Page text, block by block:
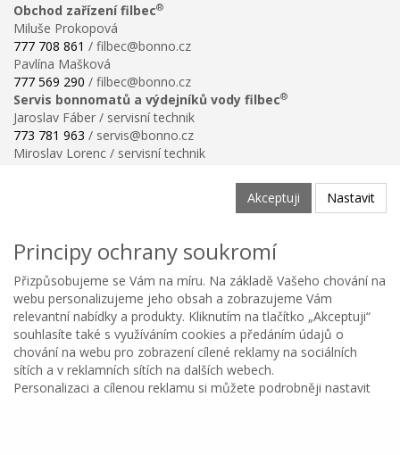
Obchod zařízení filbec®
Miluše Prokopová
777 708 861 / filbec@bonno.cz
Pavlína Mašková
777 569 290 / filbec@bonno.cz
Servis bonnomatů a výdejníků vody filbec®
Jaroslav Fáber / servisní technik
773 781 963 / servis@bonno.cz
Miroslav Lorenc / servisní technik
Ochrana osobních údajů
Poučení o právu na odstoupení od smlouvy
Reklamační řád
Reklamační protokol ke stažení
Velikostní tabulka
Nastavení soukromí
Odstoupení od smlouvy
Copyright © BONNO GASTRO SERVIS s.r.o. 2026
Kategorie Oblíbené Menu Košík
Akceptuji Nastavit
Principy ochrany soukromí
Přizpůsobujeme se Vám na míru. Na základě Vašeho chování na
webu personalizujeme jeho obsah a zobrazujeme Vám
relevantní nabídky a produkty. Kliknutím na tlačítko „Akceptuji“
souhlasíte také s využíváním cookies a předáním údajů o
chování na webu pro zobrazení cílené reklamy na sociálních
sítích a v reklamních sítích na dalších webech.
Personalizaci a cílenou reklamu si můžete podrobněji nastavit